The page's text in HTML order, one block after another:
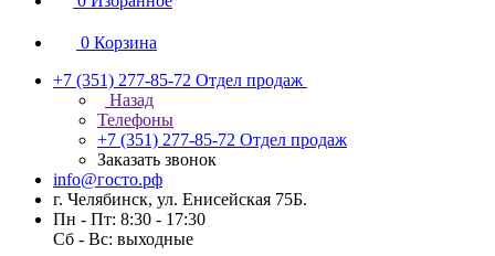
0 Корзина
+7 (351) 277-85-72 Отдел продаж
Назад
Телефоны
+7 (351) 277-85-72 Отдел продаж
Заказать звонок
info@госто.рф
г. Челябинск, ул. Енисейская 75Б.
Пн - Пт: 8:30 - 17:30
Сб - Вс: выходные